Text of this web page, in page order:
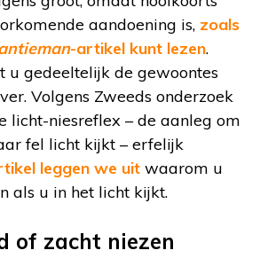
aandoening is, zoals
-artikel kunt lezen.
u gedeeltelijk de gewoontes
Volgens Zweeds onderzoek
licht-niesreflex – de aanleg om
fel licht kijkt – erfelijk
leggen we uit waarom u
als u in het licht kijkt.
of zacht niezen